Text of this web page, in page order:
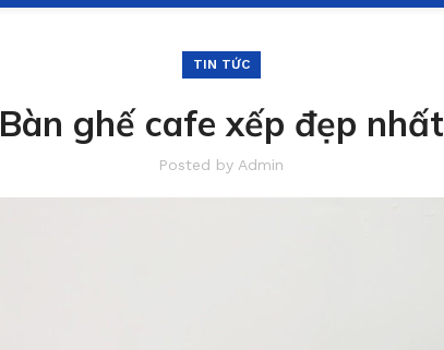
TIN TỨC
Bàn ghế cafe xếp đẹp nhất
Posted by Admin